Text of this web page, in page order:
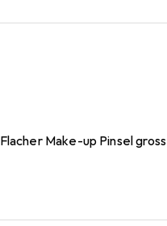
Flacher Make-up Pinsel gross